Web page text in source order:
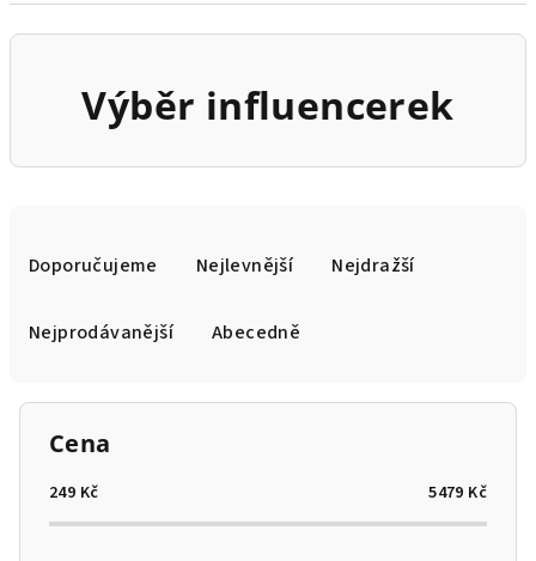
Výběr influencerek
Doporučujeme Nejlevnější Nejdražší
Nejprodávanější Abecedně
Cena
249 Kč 5479 Kč